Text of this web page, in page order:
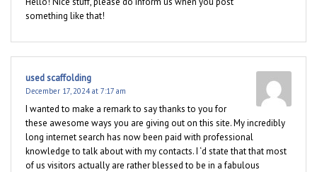
something like that!
used scaffolding
December 17, 2024 at 7:17 am
I wanted to make a remark to say thanks to you for
these awesome ways you are giving out on this site. My incredibly
long internet search has now been paid with professional
knowledge to talk about with my contacts. I ‘d state that that most
of us visitors actually are rather blessed to be in a fabulous